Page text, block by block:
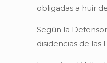
obligadas a huir
Según la
disidencias de las